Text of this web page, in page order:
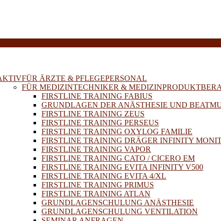
FÜR ÄRZTE & PFLEGEPERSONAL
FÜR MEDIZINTECHNIKER &
FIRSTLINE TRAINING FABIUS
GRUNDLAGEN DER ANÄSTHESIE UND
FIRSTLINE TRAINING ZEUS
FIRSTLINE TRAINING PERSEUS
FIRSTLINE TRAINING OXYLOG FAMILIE
FIRSTLINE TRAINING DRÄGER INFINITY
FIRSTLINE TRAINING VAPOR
FIRSTLINE TRAINING CATO / CICERO EM
FIRSTLINE TRAINING EVITA INFINITY V500
FIRSTLINE TRAINING EVITA 4/XL
FIRSTLINE TRAINING PRIMUS
FIRSTLINE TRAINING ATLAN
GRUNDLAGENSCHULUNG ANÄSTHESIE
GRUNDLAGENSCHULUNG VENTILATION